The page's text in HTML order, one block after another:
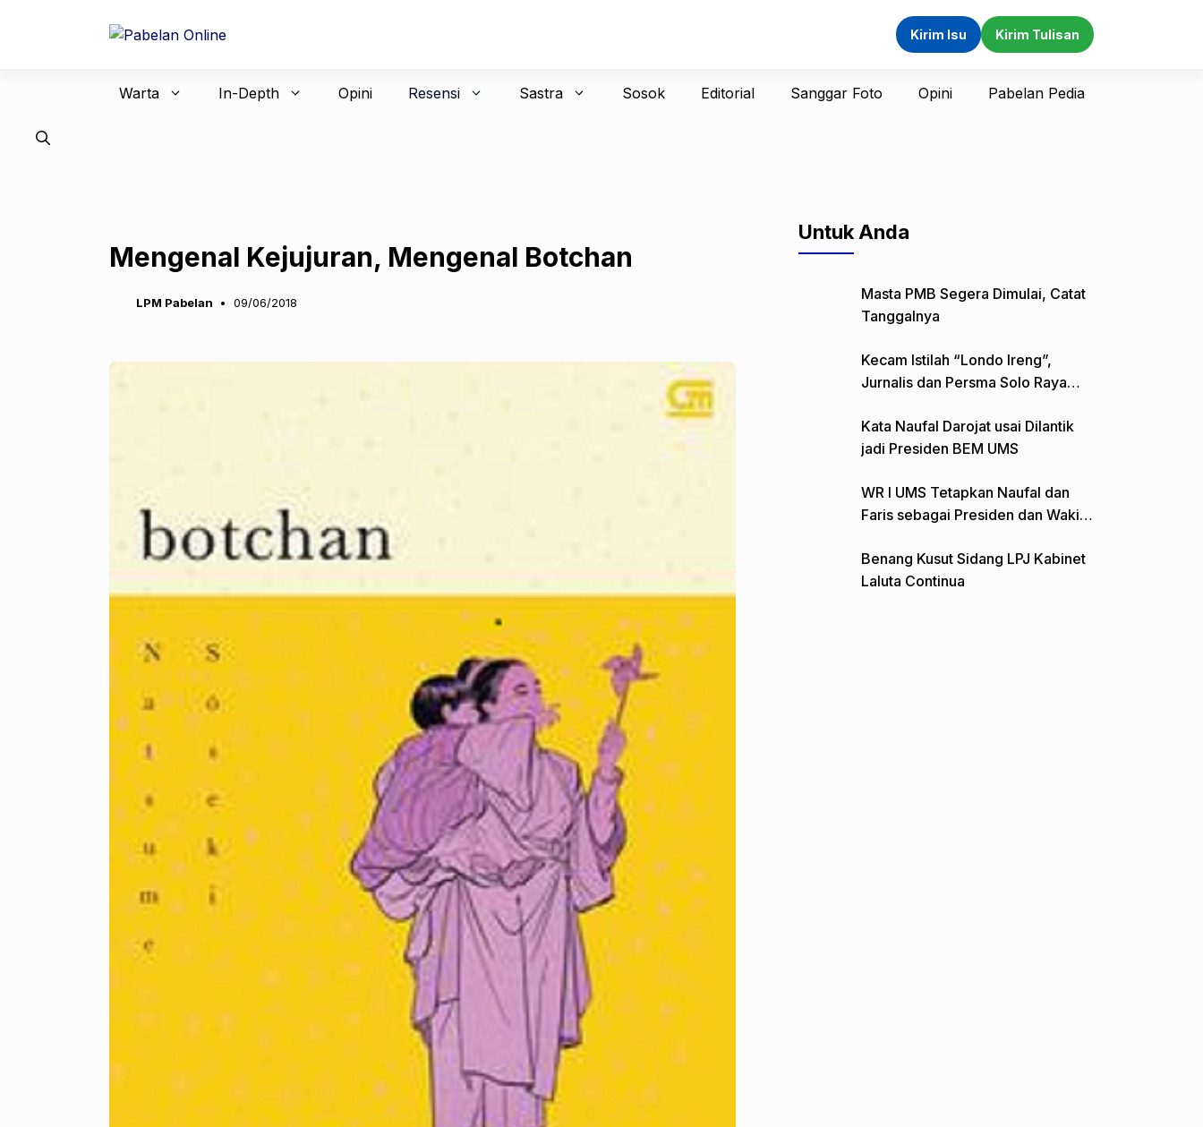
Kirim Isu Kirim Tulisan
Warta In-Depth Opini Resensi Sastra Sosok Editorial Sanggar Foto Opini Pabelan Pedia
Mengenal Kejujuran, Mengenal Botchan
LPM Pabelan 09/06/2018
Untuk Anda
Masta PMB Segera Dimulai, Catat
Tanggalnya
Kecam Istilah “Londo Ireng”,
Jurnalis dan Persma Solo Raya
Kata Naufal Darojat usai Dilantik
jadi Presiden BEM UMS
WR I UMS Tetapkan Naufal dan
Faris sebagai Presiden dan Wakil
Benang Kusut Sidang LPJ Kabinet
Laluta Continua